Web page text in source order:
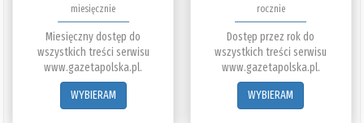
miesięcznie
Miesięczny dostęp do
wszystkich treści serwisu
www.gazetapolska.pl.
WYBIERAM
rocznie
Dostęp przez rok do
wszystkich treści serwisu
www.gazetapolska.pl.
WYBIERAM